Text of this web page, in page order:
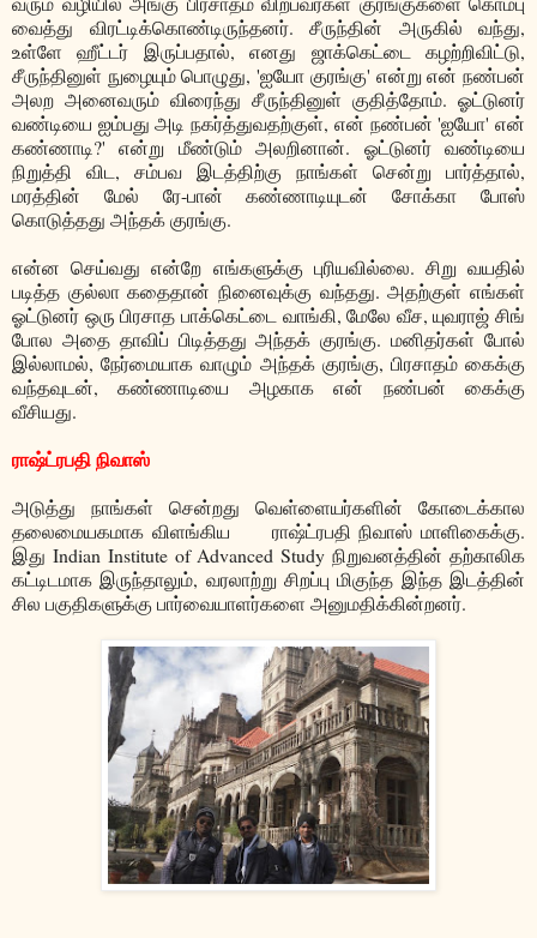
வைத்து விரட்டிக்கொண்டிருந்தனர். சீருந்தின் அருகில் வந்து,
உள்ளே ஹீட்டர் இருப்பதால், எனது ஜாக்கெட்டை கழற்றிவிட்டு,
சீருந்தினுள் நுழையும் பொழுது, 'ஐயோ குரங்கு' என்று என் நண்பன்
அலற அனைவரும் விரைந்து சீருந்தினுள் குதித்தோம். ஓட்டுனர்
வண்டியை ஐம்பது அடி நகர்த்துவதற்குள், என் நண்பன் 'ஐயோ' என்
கண்ணாடி?' என்று மீண்டும் அலறினான். ஓட்டுனர் வண்டியை
நிறுத்தி விட, சம்பவ இடத்திற்கு நாங்கள் சென்று பார்த்தால்,
மரத்தின் மேல் ரே-பான் கண்ணாடியுடன் சோக்கா போஸ்
கொடுத்தது அந்தக் குரங்கு.
என்ன செய்வது என்றே எங்களுக்கு புரியவில்லை. சிறு வயதில்
படித்த குல்லா கதைதான் நினைவுக்கு வந்தது. அதற்குள் எங்கள்
ஓட்டுனர் ஒரு பிரசாத பாக்கெட்டை வாங்கி, மேலே வீச, யுவராஜ் சிங்
போல அதை தாவிப் பிடித்தது அந்தக் குரங்கு. மனிதர்கள் போல்
இல்லாமல், நேர்மையாக வாழும் அந்தக் குரங்கு, பிரசாதம் கைக்கு
வந்தவுடன், கண்ணாடியை அழகாக என் நண்பன் கைக்கு
வீசியது.
ராஷ்ட்ரபதி நிவாஸ்
அடுத்து நாங்கள் சென்றது வெள்ளையர்களின் கோடைக்கால
தலைமையகமாக விளங்கிய ராஷ்ட்ரபதி நிவாஸ் மாளிகைக்கு.
இது Indian Institute of Advanced Study நிறுவனத்தின் தற்காலிக
கட்டிடமாக இருந்தாலும், வரலாற்று சிறப்பு மிகுந்த இந்த இடத்தின்
சில பகுதிகளுக்கு பார்வையாளர்களை அனுமதிக்கின்றனர்.